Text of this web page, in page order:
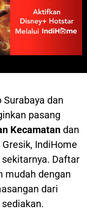
dan
pasang
Kecamatan dan
IndiHome
Daftar
mudah dengan
dari